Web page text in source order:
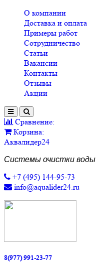
О компании
Доставка и оплата
Примеры работ
Сотрудничество
Статьи
Вакансии
Контакты
Отзывы
Акции
Сравнение:
Корзина:
Аквалидер24
Системы очистки воды
+7 (495) 144-95-73
info@aqualider24.ru
8(977) 991-23-77